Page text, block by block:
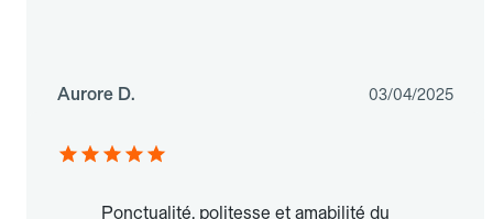
Aurore D. 03/04/2025
Ponctualité, politesse et amabilité du